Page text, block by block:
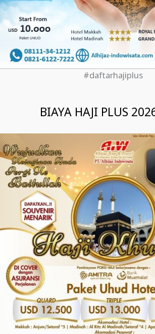
#daftarhajiplus
BIAYA HAJI PLUS